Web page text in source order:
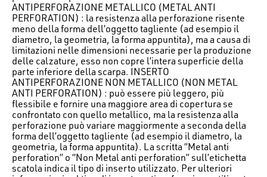
ANTIPERFORAZIONE METALLICO (METAL ANTI
PERFORATION) : la resistenza alla perforazione risente
meno della forma dell’oggetto tagliente (ad esempio il
diametro, la geometria, la forma appuntita), ma a causa di
limitazioni nelle dimensioni necessarie per la produzione
delle calzature, esso non copre l’intera superficie della
parte inferiore della scarpa. INSERTO
ANTIPERFORAZIONE NON METALLICO (NON METAL
ANTI PERFORATION) : può essere più leggero, più
flessibile e fornire una maggiore area di copertura se
confrontato con quello metallico, ma la resistenza alla
perforazione può variare maggiormente a seconda della
forma dell’oggetto tagliente (ad esempio il diametro, la
geometria, la forma appuntita). La scritta “Metal anti
perforation” o “Non Metal anti perforation” sull’etichetta
scatola indica il tipo di inserto utilizzato. Per ulteriori